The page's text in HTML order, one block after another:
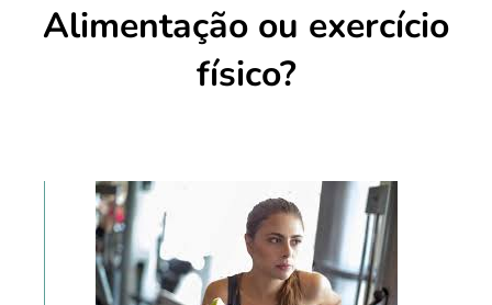
Alimentação ou exercício
físico?